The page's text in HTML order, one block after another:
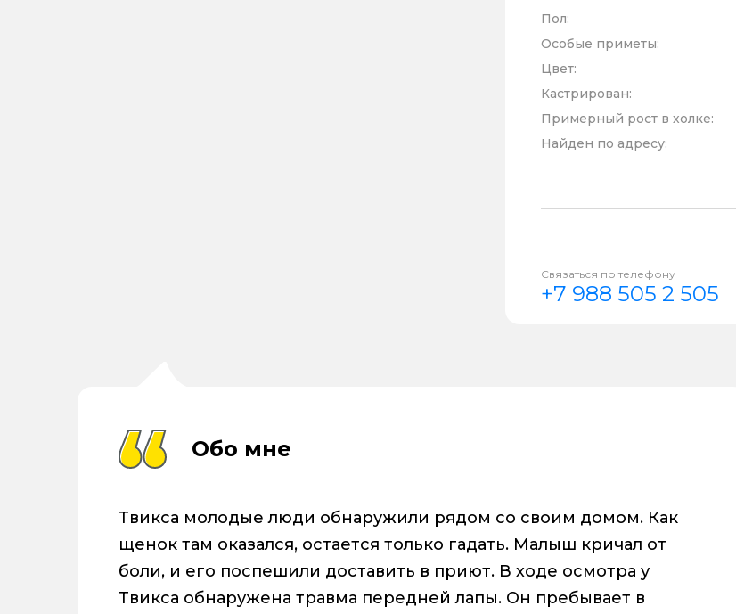
Пол:
Особые приметы:
Цвет:
Кастрирован:
Примерный рост в холке:
Найден по адресу:
Связаться по телефону
+7 988 505 2 505
Обо мне
Твикса молодые люди обнаружили рядом со своим домом. Как
щенок там оказался, остается только гадать. Малыш кричал от
боли, и его поспешили доставить в приют. В ходе осмотра у
Твикса обнаружена травма передней лапы. Он пребывает в